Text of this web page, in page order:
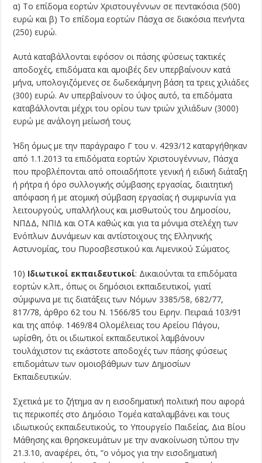
α) Το επίδομα εορτών Χριστουγέννων σε πεντακόσια (500)
ευρώ και β) Το επίδομα εορτών Πάσχα σε διακόσια πενήντα
(250) ευρώ.
Αυτά καταβάλλονται εφόσον οι πάσης φύσεως τακτικές
αποδοχές, επιδόματα και αμοιβές δεν υπερβαίνουν κατά
μήνα, υπολογιζόμενες σε δωδεκάμηνη βάση τα τρεις χιλιάδες
(300) ευρώ. Αν υπερβαίνουν το ύψος αυτό, τα επιδόματα
καταβάλλονται μέχρι του ορίου των τριών χιλιάδων (3000)
ευρώ με ανάλογη μείωσή τους.
Ήδη όμως με την παράγραφο Γ του ν. 4293/12 καταργήθηκαν
από 1.1.2013 τα επιδόματα εορτών Χριστουγέννων, Πάσχα
που προβλέπονται από οποιαδήποτε γενική ή ειδική διάταξη
ή ρήτρα ή όρο συλλογικής σύμβασης εργασίας, διαιτητική
απόφαση ή με ατομική σύμβαση εργασίας ή συμφωνία για
λειτουργούς, υπαλλήλους και μισθωτούς του Δημοσίου,
ΝΠΔΔ, ΝΠΙΔ και ΟΤΑ καθώς και για τα μόνιμα στελέχη των
Ενόπλων Δυνάμεων και αντίστοιχους της Ελληνικής
Αστυνομίας, του Πυροσβε­στικού και Λιμενικού Σώματος.
10) Ιδιωτικοί εκπαιδευτικοί: Δικαιούνται τα επιδόματα
εορτών κ.λπ., όπως οι δημόσιοι εκπαιδευτικοί, γιατί
σύμφωνα με τις διατάξεις των Νόμων 3385/58, 682/77,
817/78, άρθρο 62 του Ν. 1566/85 του Ειρην. Πειραιά 103/91
και της απόφ. 1469/84 Ολομέλειας του Αρείου Πάγου,
ωρίσθη, ότι οι ιδιωτικοί εκπαιδευτικοί λαμβάνουν
τουλάχιστον τις εκάστοτε αποδοχές των πάσης φύσεως
επιδομάτων των ομοιοβάθμων των Δημοσίων
Εκπαιδευτικών.
Σχετικά με το ζήτημα αν η εισοδηματική πολιτική που αφορά
τις περικοπές στο Δημόσιο Τομέα καταλαμβάνει και τους
ιδιωτικούς εκπαιδευτικούς, το Υπουργείο Παιδείας, Δια Βίου
Μάθησης και θρησκευμάτων με την ανακοίνωση τύπου την
21.3.10, αναφέρει, ότι, “ο νόμος για την εισοδηματική